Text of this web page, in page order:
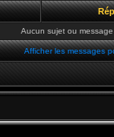
Aucun sujet ou
Afficher les messages